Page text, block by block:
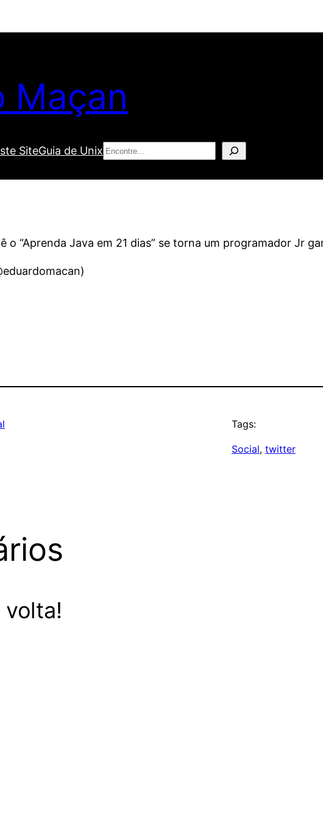
Maçan
SiteGuia de Unix Pesquisar
o “Aprenda Java em 21 dias” se torna um programador Jr
Tags:
Social, twitter
volta!